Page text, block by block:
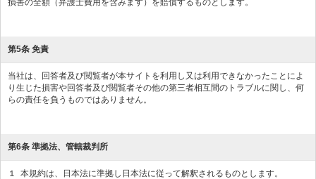
損害の全額（弁護士費用を含みます）を賠償するものとします。
第5条 免責
当社は、回答者及び閲覧者が本サイトを利用し又は利用できなかったことによ
り生じた損害や回答者及び閲覧者その他の第三者相互間のトラブルに関し、何
らの責任を負うものではありません。
第6条 準拠法、管轄裁判所
１
本規約は、日本法に準拠し日本法に従って解釈されるものとします。